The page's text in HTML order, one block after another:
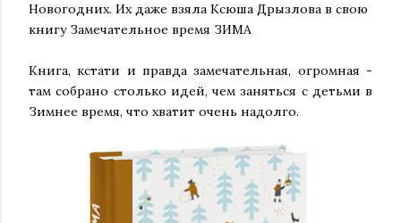
Новогодних. Их даже взяла Ксюша Дрызлова в свою
книгу Замечательное время ЗИМА
Книга, кстати и правда замечательная, огромная -
там собрано столько идей, чем заняться с детьми в
Зимнее время, что хватит очень надолго.